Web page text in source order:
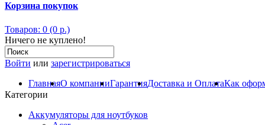
Корзина покупок
Товаров: 0 (0 р.)
Ничего не куплено!
Войти или зарегистрироваться
ГлавнаяО компанииГарантияДоставка и ОплатаКак
Категории
Аккумуляторы для ноутбуков